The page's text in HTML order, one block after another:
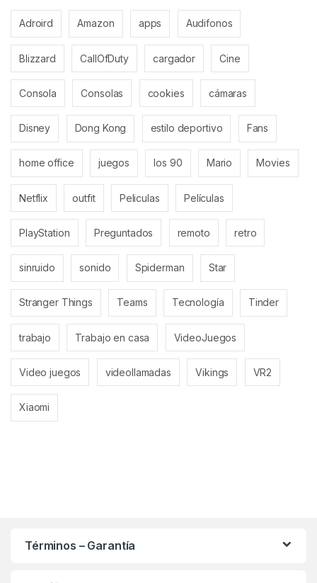
Adroird Amazon apps Audifonos
Blizzard CallOfDuty cargador Cine
Consola Consolas cookies cámaras
Disney Dong Kong estilo deportivo Fans
home office juegos los 90 Mario Movies
Netflix outfit Peliculas Películas
PlayStation Preguntados remoto retro
sinruido sonido Spiderman Star
Stranger Things Teams Tecnología Tinder
trabajo Trabajo en casa VideoJuegos
Video juegos videollamadas Vikings VR2
Xiaomi
Términos – Garantía